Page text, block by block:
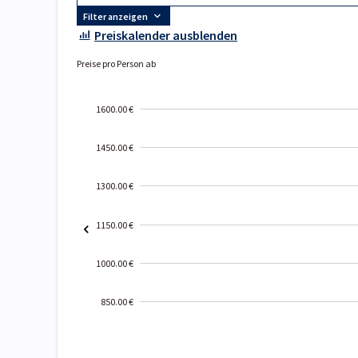
Filter anzeigen
Preiskalender ausblenden
Preise pro Person ab
1600.00 €
1450.00 €
1300.00 €
1150.00 €
1000.00 €
850.00 €